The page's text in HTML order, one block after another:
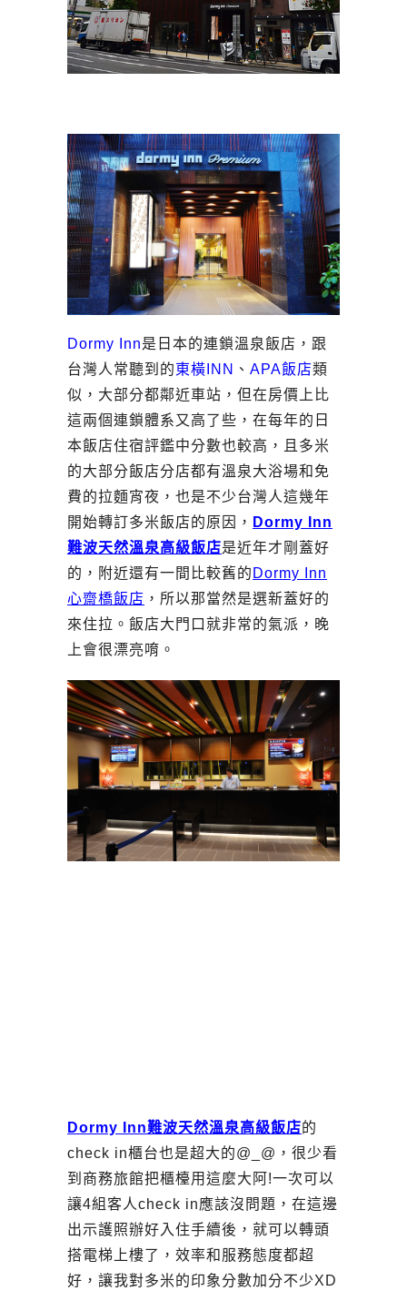
Dormy Inn是日本的連鎖溫泉飯店，跟
台灣人常聽到的東橫INN 、 APA飯店類
似，大部分都鄰近車站，但在房價上比
這兩個連鎖體系又高了些，在每年的日
本飯店住宿評鑑中分數也較高，且多米
的大部分飯店分店都有溫泉大浴場和免
費的拉麵宵夜，也是不少台灣人這幾年
開始轉訂多米飯店的原因， Dormy Inn
難波天然溫泉高級飯店是近年才剛蓋好
的，附近還有一間比較舊的 Dormy Inn
心齋橋飯店 ，所以那當然是選新蓋好的
來住拉。飯店大門口就非常的氣派，晚
上會很漂亮唷。
Dormy Inn難波天然溫泉高級飯店的
check in櫃台也是超大的@_@，很少看
到商務旅館把櫃檯用這麼大阿!一次可以
讓4組客人check in應該沒問題，在這邊
出示護照辦好入住手續後，就可以轉頭
搭電梯上樓了，效率和服務態度都超
好，讓我對多米的印象分數加分不少XD